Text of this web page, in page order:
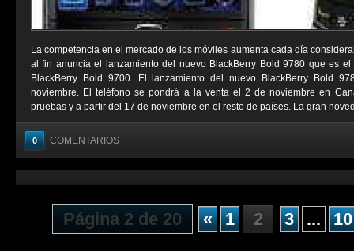
La competencia en el mercado de los móviles aumenta cada día
al fin anuncia el lanzamiento del nuevo BlackBerry Bold 9780 que es
BlackBerry Bold 9700. El lanzamiento del nuevo BlackBerry Bold
noviembre. El teléfono se pondrá a la venta el 2 de noviembre en
pruebas y a partir del 17 de noviembre en el resto de países. La gran
0 COMENTARIOS
Página 2 de 20 « 1 2 3 ... 10